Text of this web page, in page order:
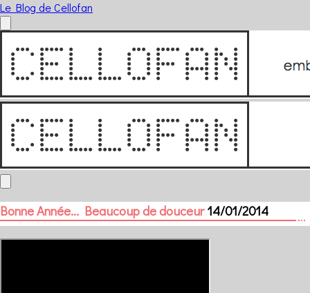
Le Blog de Cellofan
Bonne Année... Beaucoup de douceur 14/01/2014